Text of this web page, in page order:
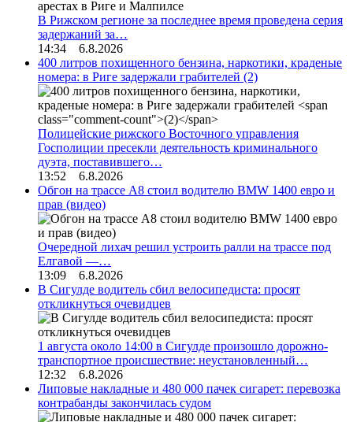
В Рижском регионе за последнее время проведена серия
задержаний за…
14:34 6.8.2026
400 литров похищенного бензина, наркотики, краденые
номера: в Риге задержали грабителей (2)
Полицейские рижского Восточного управления
Госполиции пресекли деятельность криминального
дуэта, поставившего…
13:52 6.8.2026
Обгон на трассе А8 стоил водителю BMW 1400 евро и
прав (видео)
Очередной лихач решил устроить ралли на трассе под
Елгавой —…
13:09 6.8.2026
В Сигулде водитель сбил велосипедиста: просят
откликнуться очевидцев
1 августа около 14:00 в Сигулде произошло дорожно-
транспортное происшествие: неустановленный…
12:32 6.8.2026
Липовые накладные и 480 000 пачек сигарет: перевозка
контрабанды закончилась судом